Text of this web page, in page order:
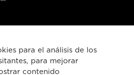
para el análisis de los
para mejorar
contenido